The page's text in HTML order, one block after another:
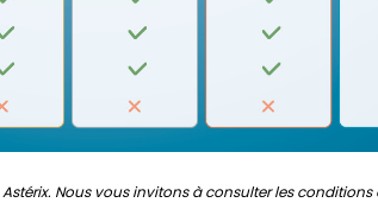
Nous vous invitons à consulter les